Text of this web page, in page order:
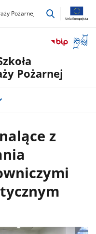
Pożarnej
przejdź
okno
Pożarnej
z